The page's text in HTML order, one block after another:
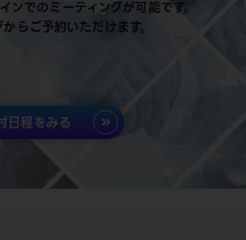
ンでのミーティングが可能です。
らご予約いただけます。
日程をみる